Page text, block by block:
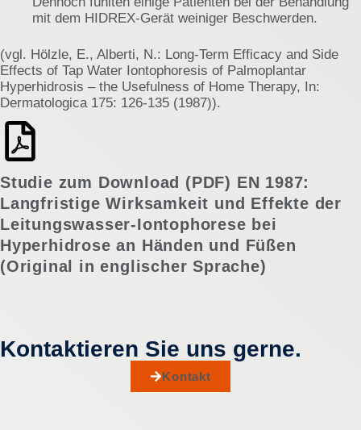
mit dem HIDREX-Gerät weiniger Beschwerden.
(vgl. Hölzle, E., Alberti, N.: Long-Term Efficacy and Side
Effects of Tap Water Iontophoresis of Palmoplantar
Hyperhidrosis – the Usefulness of Home Therapy, In:
Dermatologica 175: 126-135 (1987)).
Studie zum Download (PDF) EN 1987:
Langfristige Wirksamkeit und Effekte der
Leitungswasser-Iontophorese bei
Hyperhidrose an Händen und Füßen
(Original in englischer Sprache)
Kontaktieren Sie uns gerne.
Kontakt